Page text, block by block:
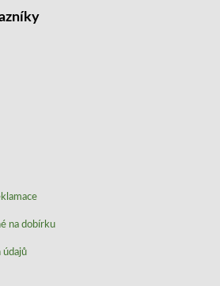
na dobírku
údajů